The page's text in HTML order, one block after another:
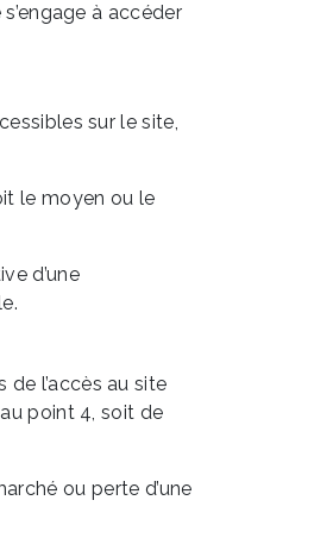
à accéder
sur le site,
le moyen ou le
d’une
l’accès au site
point 4, soit de
ou perte d’une